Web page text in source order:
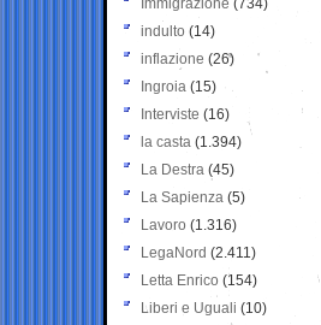
Immigrazione (734)
indulto (14)
inflazione (26)
Ingroia (15)
Interviste (16)
la casta (1.394)
La Destra (45)
La Sapienza (5)
Lavoro (1.316)
LegaNord (2.411)
Letta Enrico (154)
Liberi e Uguali (10)